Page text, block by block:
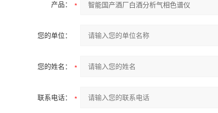
产品：
您的单位：
您的姓名：
联系电话：